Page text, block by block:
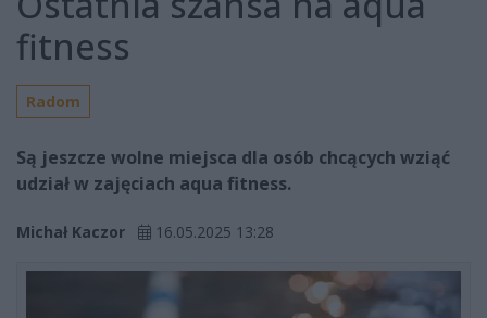
fitness
Radom
Są jeszcze wolne miejsca dla osób chcących wziąć
udział w zajęciach aqua fitness.
Michał Kaczor 16.05.2025 13:28